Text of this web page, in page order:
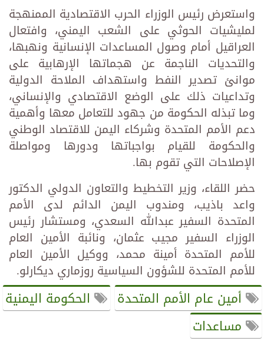
واستعرض رئيس الوزراء الحرب الاقتصادية الممنهجة
لمليشيات الحوثي على الشعب اليمني، وافتعال
العراقيل أمام وصول المساعدات الإنسانية ونهبها،
والتحديات الناجمة عن هجماتها الإرهابية على
موانئ تصدير النفط واستهداف الملاحة الدولية
وتداعيات ذلك على الوضع الاقتصادي والإنساني،
وما تبذله الحكومة من جهود للتعامل معها وأهمية
دعم الأمم المتحدة وشركاء اليمن للاقتصاد الوطني
والحكومة للقيام بواجباتها ودورها ومواصلة
الإصلاحات التي تقوم بها.
حضر اللقاء، وزير التخطيط والتعاون الدولي الدكتور
واعد باذيب، ومندوب اليمن الدائم لدى الأمم
المتحدة السفير عبدالله السعدي، ومستشار رئيس
الوزراء السفير مجيب عثمان، ونائبة الأمين العام
للأمم المتحدة أمينة محمد، ووكيل الأمين العام
للأمم المتحدة للشؤون السياسية روزماري ديكارلو.
أمين عام الأمم المتحدة
الحكومة اليمنية
مساعدات